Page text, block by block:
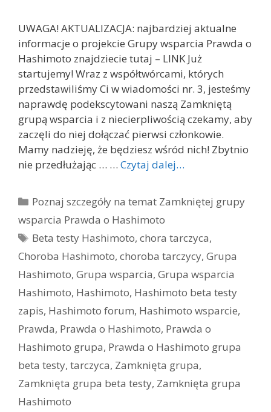
UWAGA! AKTUALIZACJA: najbardziej aktualne
informacje o projekcie Grupy wsparcia Prawda o
Hashimoto znajdziecie tutaj – LINK Już
startujemy! Wraz z współtwórcami, których
przedstawiliśmy Ci w wiadomości nr. 3, jesteśmy
naprawdę podekscytowani naszą Zamkniętą
grupą wsparcia i z niecierpliwością czekamy, aby
zaczęli do niej dołączać pierwsi członkowie.
Mamy nadzieję, że będziesz wśród nich! Zbytnio
nie przedłużając … … Czytaj dalej…
Kategorie
Poznaj szczegóły na temat Zamkniętej grupy
wsparcia Prawda o Hashimoto
Tagi
Beta testy Hashimoto,chora tarczyca,
Choroba Hashimoto, choroba tarczycy, Grupa
Hashimoto, Grupa wsparcia, Grupa wsparcia
Hashimoto, Hashimoto, Hashimoto beta testy
zapis, Hashimoto forum, Hashimoto wsparcie,
Prawda, Prawda o Hashimoto, Prawda o
Hashimoto grupa, Prawda o Hashimoto grupa
beta testy, tarczyca, Zamknięta grupa,
Zamknięta grupa beta testy, Zamknięta grupa
Hashimoto